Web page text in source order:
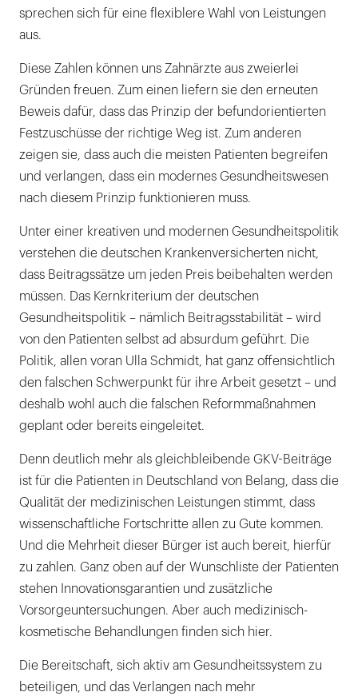
sprechen sich für eine flexiblere Wahl von Leistungen
aus.
Diese Zahlen können uns Zahnärzte aus zweierlei
Gründen freuen. Zum einen liefern sie den erneuten
Beweis dafür, dass das Prinzip der befundorientierten
Festzuschüsse der richtige Weg ist. Zum anderen
zeigen sie, dass auch die meisten Patienten begreifen
und verlangen, dass ein modernes Gesundheitswesen
nach diesem Prinzip funktionieren muss.
Unter einer kreativen und modernen Gesundheitspolitik
verstehen die deutschen Krankenversicherten nicht,
dass Beitragssätze um jeden Preis beibehalten werden
müssen. Das Kernkriterium der deutschen
Gesundheitspolitik – nämlich Beitragsstabilität – wird
von den Patienten selbst ad absurdum geführt. Die
Politik, allen voran Ulla Schmidt, hat ganz offensichtlich
den falschen Schwerpunkt für ihre Arbeit gesetzt – und
deshalb wohl auch die falschen Reformmaßnahmen
geplant oder bereits eingeleitet.
Denn deutlich mehr als gleichbleibende GKV-Beiträge
ist für die Patienten in Deutschland von Belang, dass die
Qualität der medizinischen Leistungen stimmt, dass
wissenschaftliche Fortschritte allen zu Gute kommen.
Und die Mehrheit dieser Bürger ist auch bereit, hierfür
zu zahlen. Ganz oben auf der Wunschliste der Patienten
stehen Innovationsgarantien und zusätzliche
Vorsorgeuntersuchungen. Aber auch medizinisch-
kosmetische Behandlungen finden sich hier.
Die Bereitschaft, sich aktiv am Gesundheitssystem zu
beteiligen, und das Verlangen nach mehr